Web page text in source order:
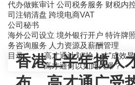
代办做账审计 公司税务服务 财税内
司注销清盘 跨境电商VAT
公司秘书
海外公司设立 境外银行开户 特许牌
务咨询服务 人力资源及薪酬管理
香港上半年揽人
目录
高才通计划“抢人才”成效
高才通何以如此火爆？